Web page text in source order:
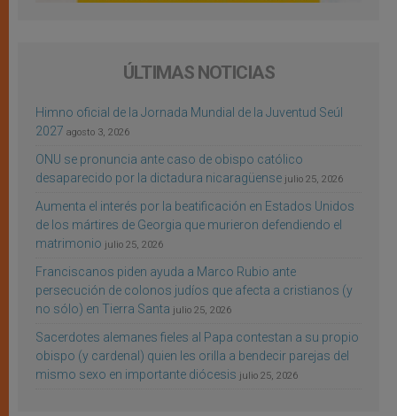
ÚLTIMAS NOTICIAS
Himno oficial de la Jornada Mundial de la Juventud Seúl
2027 agosto 3, 2026
ONU se pronuncia ante caso de obispo católico
desaparecido por la dictadura nicaragüense julio 25, 2026
Aumenta el interés por la beatificación en Estados Unidos
de los mártires de Georgia que murieron defendiendo el
matrimonio julio 25, 2026
Franciscanos piden ayuda a Marco Rubio ante
persecución de colonos judíos que afecta a cristianos (y
no sólo) en Tierra Santa julio 25, 2026
Sacerdotes alemanes fieles al Papa contestan a su propio
obispo (y cardenal) quien les orilla a bendecir parejas del
mismo sexo en importante diócesis julio 25, 2026